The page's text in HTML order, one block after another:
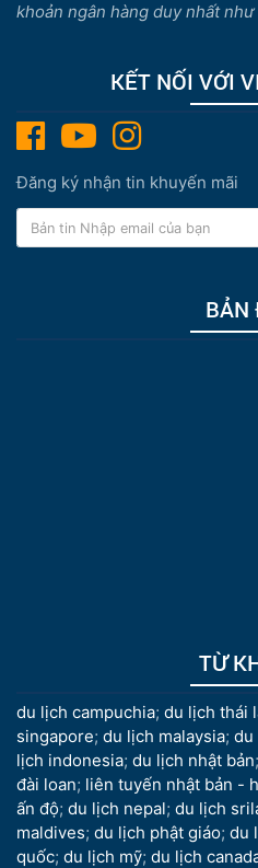
khoản ngân hàng duy nhất như
KẾT NỐI VỚI
Đăng ký nhận tin khuyến mãi
BẢN
TỪ
du lịch campuchia; du lịch thái
singapore; du lịch malaysia; du
lịch indonesia; du lịch nhật bản;
đài loan; liên tuyến nhật bản -
ấn độ; du lịch nepal; du lịch
maldives; du lịch phật giáo; du
quốc; du lịch mỹ; du lịch